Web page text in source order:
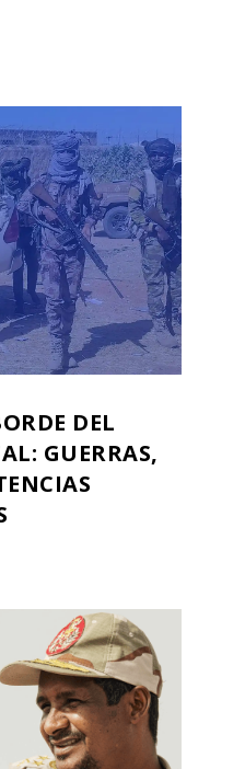
DEL
GUERRAS,